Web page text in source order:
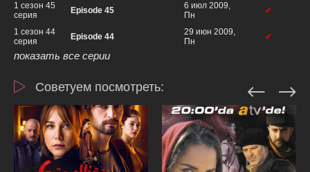
1 сезон 45
серия
Episode 45
6 июл 2009,
Пн
✔
1 сезон 44
серия
Episode 44
29 июн 2009,
Пн
✔
показать все серии
Советуем посмотреть: